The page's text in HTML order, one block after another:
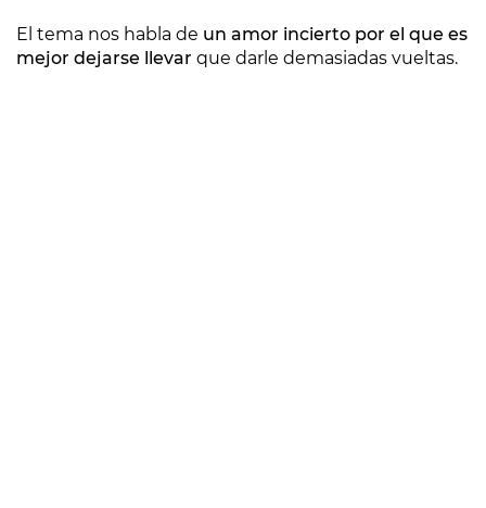
El tema nos habla de un amor incierto por el que es
mejor dejarse llevar que darle demasiadas vueltas.